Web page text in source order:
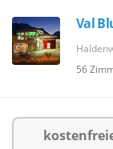
Val
56